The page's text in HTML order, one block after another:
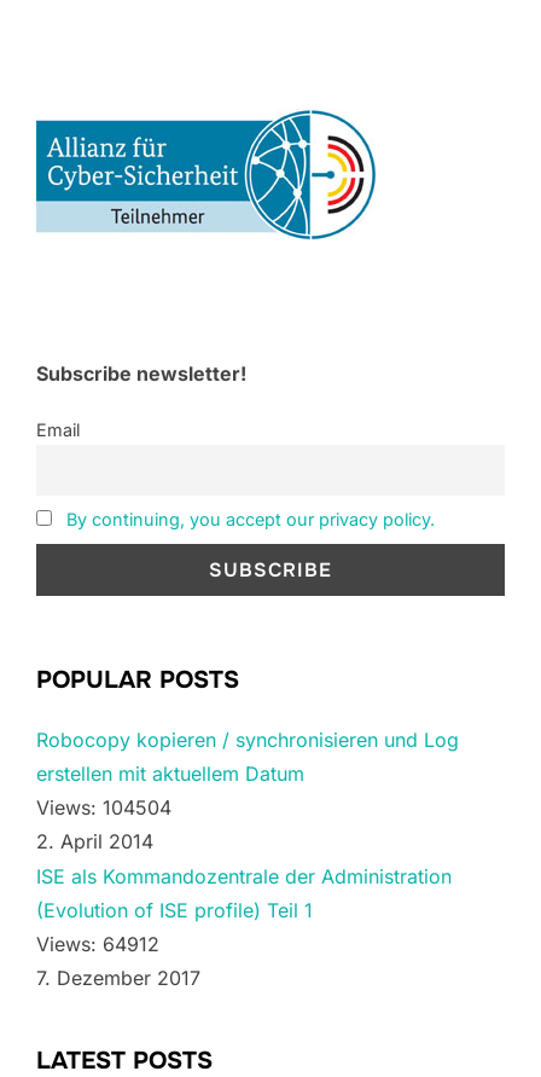
Subscribe newsletter!
Email
By continuing, you accept our privacy policy.
POPULAR POSTS
Robocopy kopieren / synchronisieren und Log
erstellen mit aktuellem Datum
Views: 104504
2. April 2014
ISE als Kommandozentrale der Administration
(Evolution of ISE profile) Teil 1
Views: 64912
7. Dezember 2017
LATEST POSTS